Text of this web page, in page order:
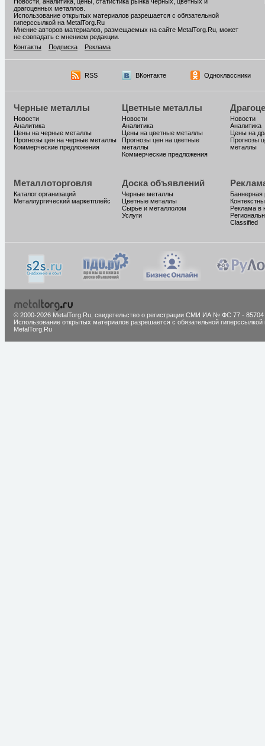
драгоценных металлов.
Использование открытых материалов разрешается с обязательной
гиперссылкой на MetalTorg.Ru
Мнение авторов материалов, размещаемых на сайте MetalTorg.Ru, может
не совпадать с мнением редакции.
Контакты
Подписка Реклама
RSS ВКонтакте Одноклассники
Черные металлы
Новости
Аналитика
Цены на черные металлы
Прогнозы цен на черные металлы
Коммерческие предложения
Цветные металлы
Новости
Аналитика
Цены на цветные металлы
Прогнозы цен на цветные
металлы
Коммерческие предложения
Новости
Аналитика
Цены на
Прогнозы
металлы
Металлоторговля
Каталог организаций
Металлургический маркетплейс
Доска объявлений
Черные металлы
Цветные металлы
Сырье и металлолом
Услуги
Баннерная
Реклама в
Classified
© 2000-2026 MetalTorg.Ru, cвидетельство о регистрации СМИ ИА № ФС 77 - 85704
Использование открытых материалов разрешается с обязательной гиперссылкой
MetalTorg.Ru